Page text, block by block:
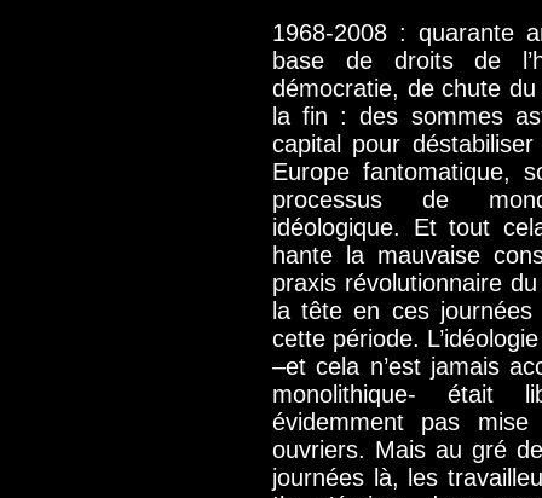
1968-2008 : quarante
base de droits de
démocratie, de chute
la fin : des sommes
capital pour
Europe fantomatique,
processus de
idéologique. Et tout
hante la mauvaise
praxis révolutionnaire
la tête en ces
cette période.
–et cela n’est jamais
monolithique- était
évidemment pas
ouvriers. Mais au gré
journées là, les